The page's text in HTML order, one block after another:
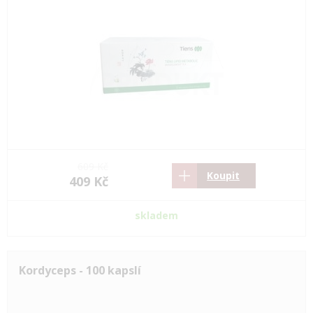
409 Kč Koupit
skladem
Kordyceps - 100 kapslí